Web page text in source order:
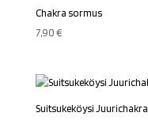
Chakra sormus
7,90€
Suitsukeköysi Juurichakra